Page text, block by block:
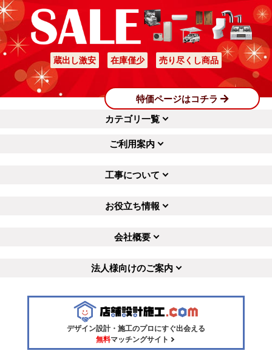
蔵出し激安 在庫僅少 売り尽くし商品
特価ページはコチラ
カテゴリ一覧
ご利用案内
工事について
お役立ち情報
会社概要
法人様向けのご案内
デザイン設計・施工のプロにすぐ出会える
無料マッチングサイト